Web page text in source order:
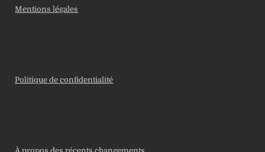
Mentions légales
Politique de confidentialité